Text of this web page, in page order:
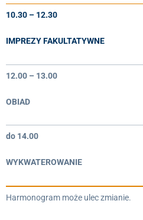
10.30 – 12.30
IMPREZY FAKULTATYWNE
12.00 – 13.00
OBIAD
do 14.00
WYKWATEROWANIE
Harmonogram może ulec zmianie.